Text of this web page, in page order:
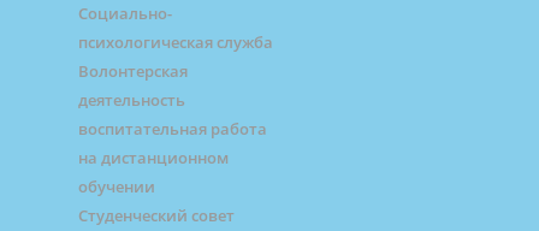
Социально-
психологическая служба
Волонтерская
деятельность
воспитательная работа
на дистанционном
обучении
Студенческий совет